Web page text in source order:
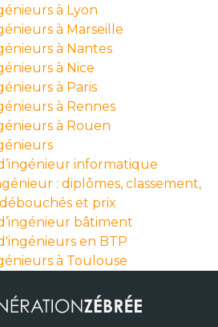
à Lyon
à Marseille
à Nantes
à Nice
à Paris
à Rennes
à Rouen
informatique
: diplômes, classement,
et prix
bâtiment
en BTP
à Toulouse